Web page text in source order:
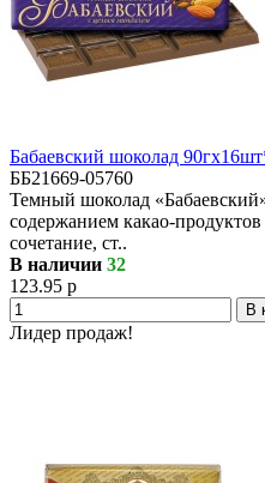
Бабаевский шоколад
ББ21669-05760
Темный шоколад
содержанием какао-
сочетание, ст..
В наличии 32
123.95 р
В
Лидер продаж!